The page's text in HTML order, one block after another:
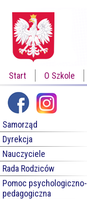
Start O Szkole
Samorząd
Dyrekcja
Nauczyciele
Rada Rodziców
Pomoc psychologiczno-
pedagogiczna